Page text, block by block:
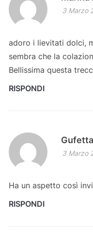
3 Marzo
adoro i lievitati dolci,
sembra che la
Bellissima questa
RISPONDI
3 Marzo
Ha un aspetto così
RISPONDI